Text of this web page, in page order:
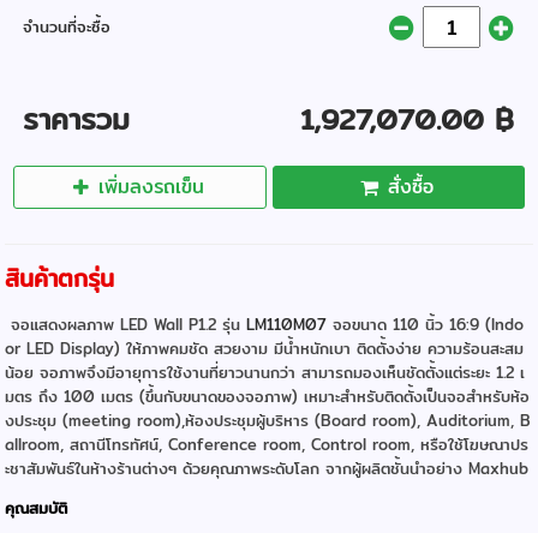
จำนวนที่จะซื้อ
ราคารวม 1,927,070.00 ฿
เพิ่มลงรถเข็น สั่งซื้อ
สินค้าตกรุ่น
จอแสดงผลภาพ LED Wall P1.2 รุ่นLM110M07จอขนาด 110 นิ้ว 16:9 (Indo
or LED Display) ให้ภาพคมชัด สวยงาม มีน้ำหนักเบา ติดตั้งง่าย ความร้อนสะสม
น้อย จอภาพจึงมีอายุการใช้งานที่ยาวนานกว่า สามารถมองเห็นชัดตั้งแต่ระยะ 1.2 เ
มตร ถึง 100 เมตร (ขึ้นกับขนาดของจอภาพ) เหมาะสำหรับติดตั้งเป็นจอสำหรับห้อ
งประชุม (meeting room),ห้องประชุมผู้บริหาร (ฺBoard room), Auditorium, B
allroom, สถานีโทรทัศน์, Conference room, Control room, หรือใช้โฆษณาปร
ะชาสัมพันธ์ในห้างร้านต่างๆ ด้วยคุณภาพระดับโลก จากผู้ผลิตชั้นนำอย่าง Maxhub
คุณสมบัติ